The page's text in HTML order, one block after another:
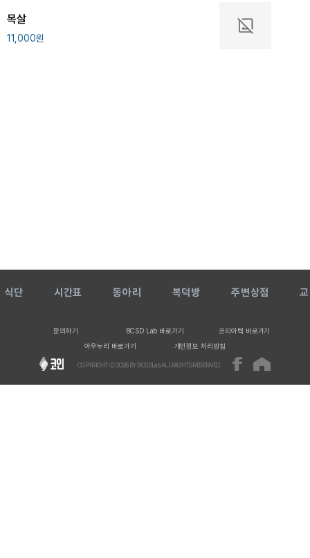
목살
11,000원
식단 시간표 동아리 복덕방 주변상점
문의하기 BCSD Lab 바로가기
코리아텍 바로가기
아우누리 바로가기
개인정보 처리방침
COPYRIGHT ⓒ2026BY BCSDLab ALL RIGHTS RESERVED.